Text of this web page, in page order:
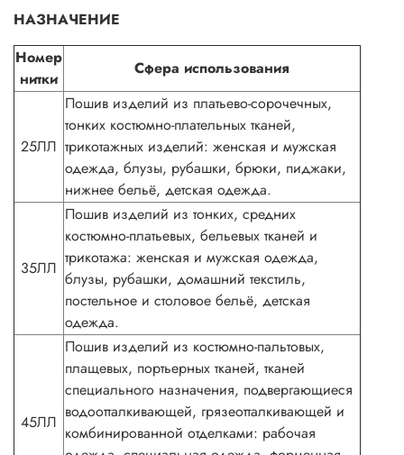
НАЗНАЧЕНИЕ
Номер
нитки
Сфера использования
25ЛЛ
Пошив изделий из платьево-сорочечных,
тонких костюмно-плательных тканей,
трикотажных изделий: женская и мужская
одежда, блузы, рубашки, брюки, пиджаки,
нижнее бельё, детская одежда.
35ЛЛ
Пошив изделий из тонких, средних
костюмно-платьевых, бельевых тканей и
трикотажа: женская и мужская одежда,
блузы, рубашки, домашний текстиль,
постельное и столовое бельё, детская
одежда.
45ЛЛ
Пошив изделий из костюмно-пальтовых,
плащевых, портьерных тканей, тканей
специального назначения, подвергающиеся
водоотталкивающей, грязеотталкивающей и
комбинированной отделками: рабочая